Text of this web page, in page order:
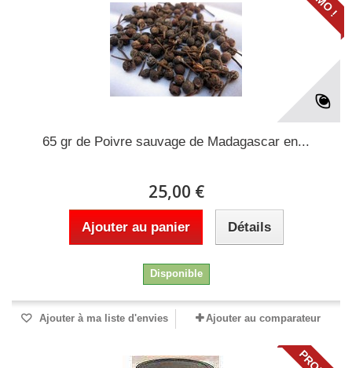
65 gr de Poivre sauvage de Madagascar en...
25,00 €
Ajouter au panier Détails
Disponible
Ajouter à ma liste d'envies Ajouter au comparateur